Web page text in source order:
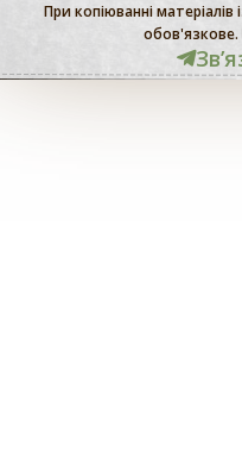
При копіюванні
обов'язкове.